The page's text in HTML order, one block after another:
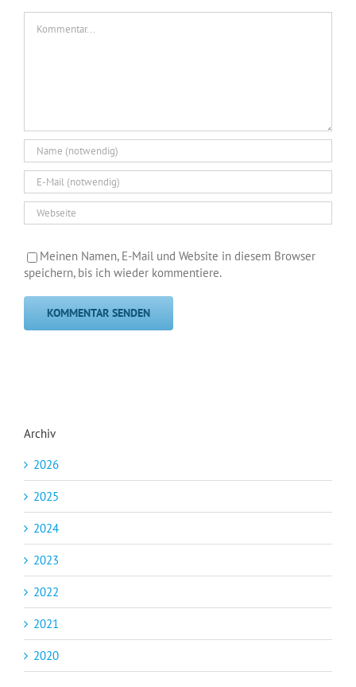
Meinen Namen, E-Mail und Website in diesem Browser
speichern, bis ich wieder kommentiere.
Archiv
2026
2025
2024
2023
2022
2021
2020